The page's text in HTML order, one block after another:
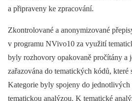
a připraveny ke zpracování.
Zkontrolované a anonymizované
v programu NVivo10 za využití
byly rozhovory opakovaně pročítány a
zařazována do tematických kódů,
Kategorie byly spojeny do jednotlivých
tematickou analýzou. K tematické